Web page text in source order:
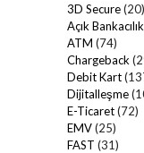
3D Secure(20)
Açık Bankacılık
ATM (74)
Chargeback
Debit Kart
Dijitalleşme
E-Ticaret(72)
EMV(25)
FAST (31)